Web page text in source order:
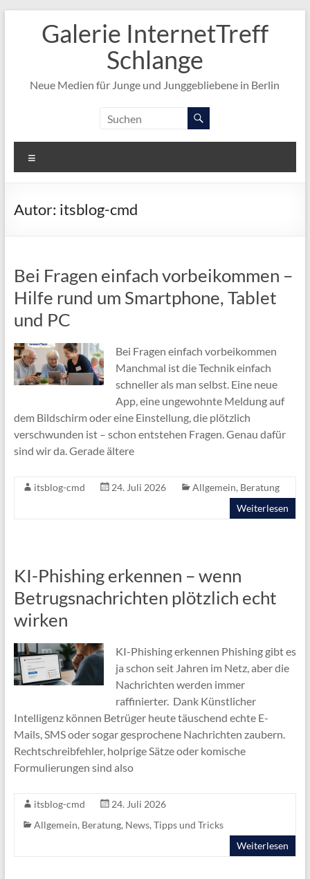
springenGalerie InternetTreff
Schlange
Neue Medien für Junge und Junggebliebene in Berlin
Autor: itsblog-cmd
Bei Fragen einfach vorbeikommen –
Hilfe rund um Smartphone, Tablet
und PC
Bei Fragen einfach vorbeikommen
Manchmal ist die Technik einfach
schneller als man selbst. Eine neue
App, eine ungewohnte Meldung auf
dem Bildschirm oder eine Einstellung, die plötzlich
verschwunden ist – schon entstehen Fragen. Genau dafür
sind wir da. Gerade ältere
itsblog-cmd 24. Juli 2026 Allgemein, Beratung
Weiterlesen
KI-Phishing erkennen – wenn
Betrugsnachrichten plötzlich echt
wirken
KI-Phishing erkennen Phishing gibt es
ja schon seit Jahren im Netz, aber die
Nachrichten werden immer
raffinierter. Dank Künstlicher
Intelligenz können Betrüger heute täuschend echte E-
Mails, SMS oder sogar gesprochene Nachrichten zaubern.
Rechtschreibfehler, holprige Sätze oder komische
Formulierungen sind also
itsblog-cmd
24. Juli 2026
Allgemein, Beratung, News, Tipps und Tricks
Weiterlesen